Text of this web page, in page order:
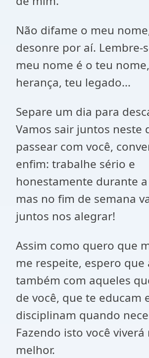
Não difame o meu
desonre por aí. Lembre-
meu nome é o teu
herança, teu legado...
Separe um dia para
Vamos sair juntos neste
passear com você,
enfim: trabalhe sério e
honestamente durante
mas no fim de semana
juntos nos alegrar!
Assim como quero que
me respeite, espero que
também com aqueles
de você, que te educam
disciplinam quando
Fazendo isto você viverá
melhor.